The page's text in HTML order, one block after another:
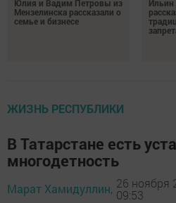
Юлия и Вадим Петровы из
Мензелинска рассказали о
семье и бизнесе
Ильин
ЖИЗНЬ РЕСПУБЛИКИ
В Татарстане есть
многодетность
Марат Хамидуллин, 26 ноября
09:53